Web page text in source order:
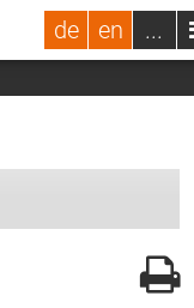
de en ...